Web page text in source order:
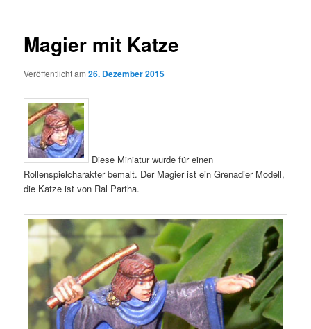
Magier mit Katze
Veröffentlicht am26. Dezember 2015
Diese Miniatur wurde für einen
Rollenspielcharakter bemalt. Der Magier ist ein Grenadier Modell,
die Katze ist von Ral Partha.